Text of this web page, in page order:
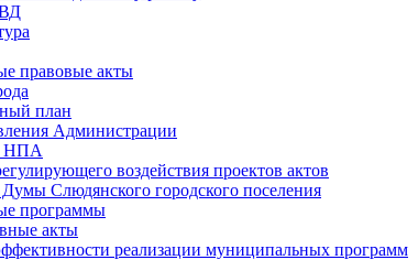
правовые акты
план
Администрации
НПА
воздействия проектов актов
Слюдянского городского поселения
программы
акты
реализации муниципальных программ